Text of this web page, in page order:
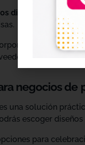
digitales para UV
nuevas
habitual de
negocios de
una solución
escoger
para